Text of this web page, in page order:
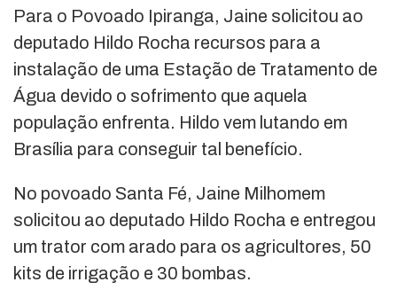
Para o Povoado Ipiranga, Jaine solicitou ao
deputado Hildo Rocha recursos para a
instalação de uma Estação de Tratamento de
Água devido o sofrimento que aquela
população enfrenta. Hildo vem lutando em
Brasília para conseguir tal benefício.
No povoado Santa Fé, Jaine Milhomem
solicitou ao deputado Hildo Rocha e entregou
um trator com arado para os agricultores, 50
kits de irrigação e 30 bombas.